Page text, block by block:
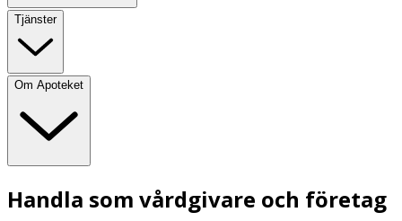
Tjänster
Om Apoteket
Handla som vårdgivare och företag